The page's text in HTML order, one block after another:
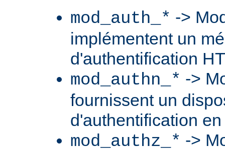
mod_auth_* ->
implémentent un
d'authentification
mod_authn_* ->
fournissent un
d'authentification
mod_authz_* ->